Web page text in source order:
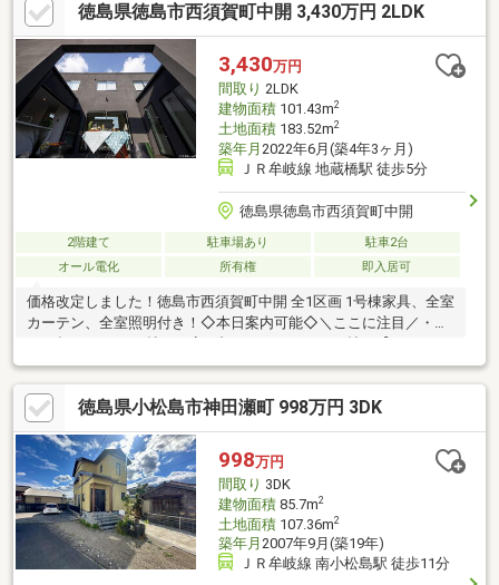
徳島県徳島市西須賀町中開 3,430万円 2LDK
3,430万円
間取り 2LDK
建物面積101.43m2
土地面積183.52m2
築年月 2022年6月(築4年3ヶ月)
ＪＲ牟岐線 地蔵橋駅 徒歩5分
徳島県徳島市西須賀町中開
2階建て 駐車場あり
駐車2台
オール電化
所有権 即入居可
価格改定しました！徳島市西須賀町中開 全1区画 1号棟家具、全室
カーテン、全室照明付き！◇本日案内可能◇＼ここに注目／・
LDK合わせて22.75帖！・家の顔となるような8.75帖の【haco
庭】・成長に合わせて可変できる子供部屋・市内にも南方面にも
又、駅も近くアクセス◎・全居室南向き・セパレートキッチン
【お電話が苦手な方でも、安心なネット予約可能！】ネット上だ
と不安... 「プロ目線で見る、ハウスメーカーの建売」を現地で体
感しませんか。現地に足を運んでこそ感じられる安心と納得があ
ります。「来場予約」または「下部のカレンダー」より、簡単に
ネット予約が可能です。
徳島県小松島市神田瀬町 998万円 3DK
998万円
間取り 3DK
建物面積85.7m2
土地面積107.36m2
築年月 2007年9月(築19年)
ＪＲ牟岐線 南小松島駅 徒歩11分